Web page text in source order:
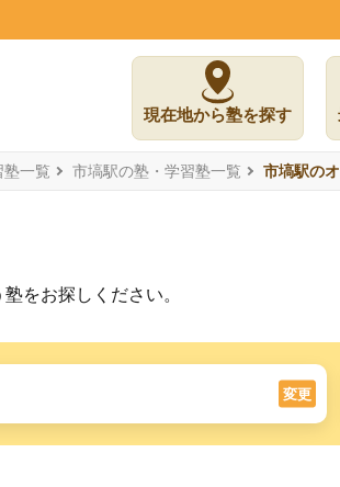
現在地から塾を探す
一覧 市塙駅の塾・学習塾一覧 市塙駅の
をお探しください。
変更